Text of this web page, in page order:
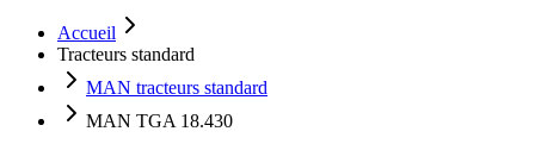
Accueil
Tracteurs standard
MAN tracteurs standard
MAN TGA 18.430